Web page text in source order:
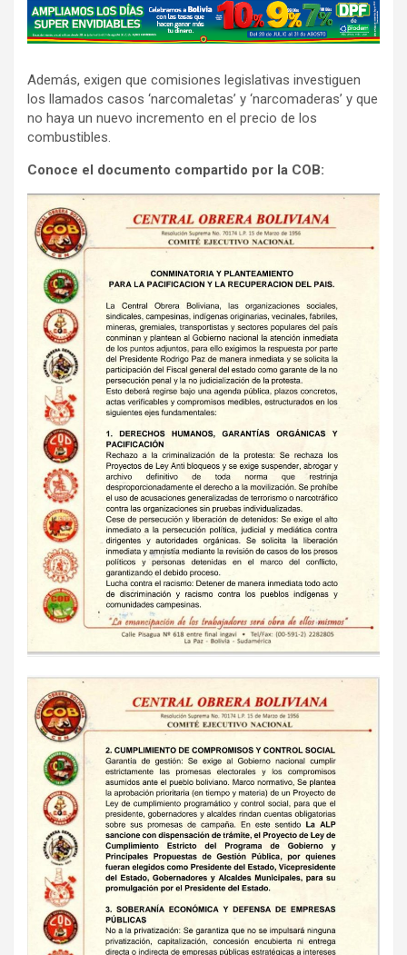
A
d
e
r
t
s
e
m
e
n
t
:
Además, exigen que comisiones legislativas investiguen
los llamados casos ‘narcomaletas’ y ‘narcomaderas’ y que
no haya un nuevo incremento en el precio de los
combustibles.
Conoce el documento compartido por la COB: